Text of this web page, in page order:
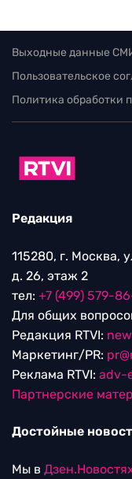
Выходные данные
Пользовательское
Политика обработки
Редакция
115280, г. Москва,
д. 26, этаж 2
тел: +7 (499) 579-
Для общих
Редакция RTVI:
Маркетинг/PR:
Реклама RTVI: adv-
Партнерские
Достойные
Мы в